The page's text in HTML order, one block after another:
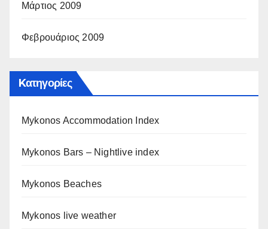
Μάρτιος 2009
Φεβρουάριος 2009
Kατηγορίες
Mykonos Accommodation Index
Mykonos Bars – Nightlive index
Mykonos Beaches
Mykonos live weather